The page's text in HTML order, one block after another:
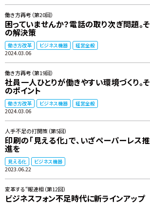
働き方再考（第20回）
困っていませんか？電話の取り次ぎ問題。そ
の解決策
働き方改革 ビジネス機器 経営全般
2024.03.06
働き方再考（第19回）
社員一人ひとりが働きやすい環境づくり。そ
のポイント
働き方改革 ビジネス機器 経営全般
2024.03.06
人手不足の打開策（第5回）
印刷の「見える化」で、いざペーパーレス推
進を
見える化 ビジネス機器
2023.06.22
変革する“報連相（第12回）
ビジネスフォン不足時代に新ラインアップ